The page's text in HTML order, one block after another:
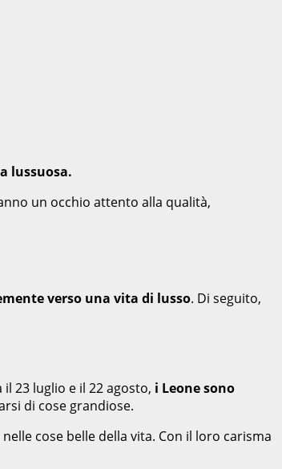
lussuosa.
un occhio attento alla qualità,
verso una vita di lusso. Di seguito,
23 luglio e il 22 agosto, i Leone sono
di cose grandiose.
cose belle della vita. Con il loro carisma